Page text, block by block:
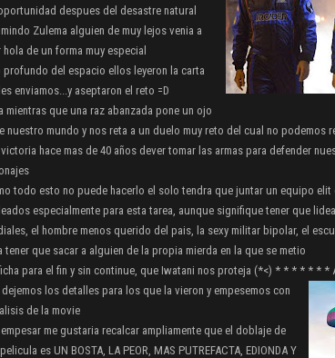
despues del desastre natural
Zulema alguien de muy lejos venia a
hola de un forma muy especial
profundo del espacio ellos leyeron la carta
enviamos...y aseptaron el reto =D
mientras que una raz abanzada pone un ojo
nuestro mundo y nos reta a un duelo muy reto del cual no podemos
hace mas de 40 años dever tomar las armas para defender
todo esto no puede hacerlo el solo tendra que juntar un equipo elit
especialmente para esta tarea, aunque signifique tener que
el hombre menos querido del pais, la sexy militar bipolar, el
tener que sacar a alguien de la propia mierda en la que se metio
para el fin y sin continue, que Iwatani nos proteja (*<) * * * * * *
los detalles para los que la vieron y empesemos con
de la movie
me gustaria recalcar ampliamente que el doblaje de
es UN BOSTA, LA PEOR, MAS PUTREFACTA, EDIONDA Y